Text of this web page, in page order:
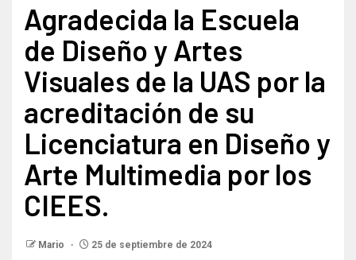
Agradecida la Escuela
de Diseño y Artes
Visuales de la UAS por la
acreditación de su
Licenciatura en Diseño y
Arte Multimedia por los
CIEES.
Mario 25 de septiembre de 2024